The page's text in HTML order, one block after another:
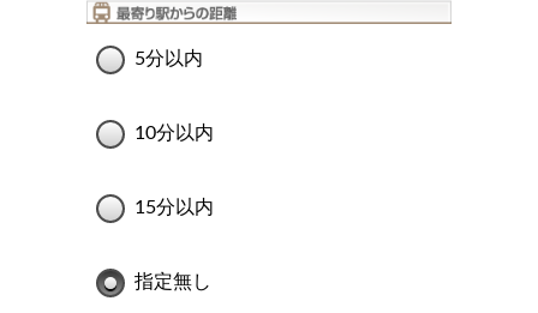
5分以内
10分以内
15分以内
指定無し